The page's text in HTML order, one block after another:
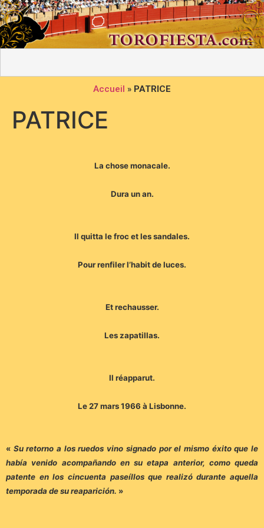
Accueil » PATRICE
PATRICE
La chose monacale.
Dura un an.
Il quitta le froc et les sandales.
Pour renfiler l’habit de luces.
Et rechausser.
Les zapatillas.
Il réapparut.
Le 27 mars 1966 à Lisbonne.
« Su retorno a los ruedos vino signado por el mismo éxito que le
había venido acompañando en su etapa anterior, como queda
patente en los cincuenta paseíllos que realizó durante aquella
temporada de su reaparición. »